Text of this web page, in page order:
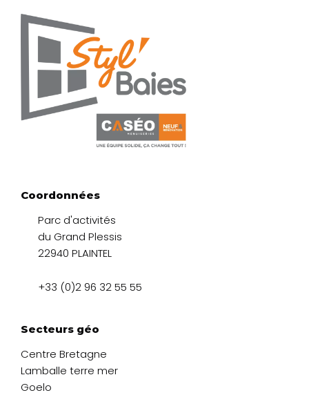
Coordonnées
Parc d'activités
du Grand Plessis
22940 PLAINTEL
+33 (0)2 96 32 55 55
Secteurs géo
Centre Bretagne
Lamballe terre mer
Goelo